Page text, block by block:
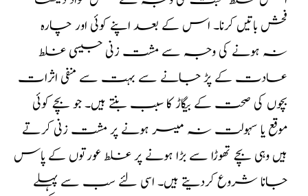
فحش باتیں کرنا۔ اس کے بعد اپنے کوئی اور چارہ
نہ ہونے کی وجہ سے مشت زنی جیسی غلط
عادت کے پڑ جانے سے بہت سے منفی اثرات
بچوں کی صحت کے بیگاڑ کا سبب بنتے ہیں۔ جو بچے کوئی
موقع یا سہولت نہ میسر ہونے پر مشت زنی کرتے
ہیں وہی بچے تھوڑا سے بڑا ہونے پر غلط عورتوں کے پاس
جانا شروع کردیتے ہیں۔ اسی لئے سب سے پہلے